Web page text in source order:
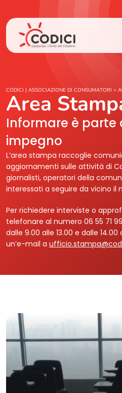
Chi Siamo
Cosa Facciamo
Area Stampa
Login
CODICI | ASSOCIAZIONE DI CONSUMATORI >
Area
Informare è parte
impegno
L’area stampa raccoglie
aggiornamenti sulle attività di
giornalisti, operatori della
interessati a seguire da vicino il
Per richiedere interviste o
telefonare al numero 06 55 71
dalle 9.00 alle 13.00 e dalle
un’e-mail a